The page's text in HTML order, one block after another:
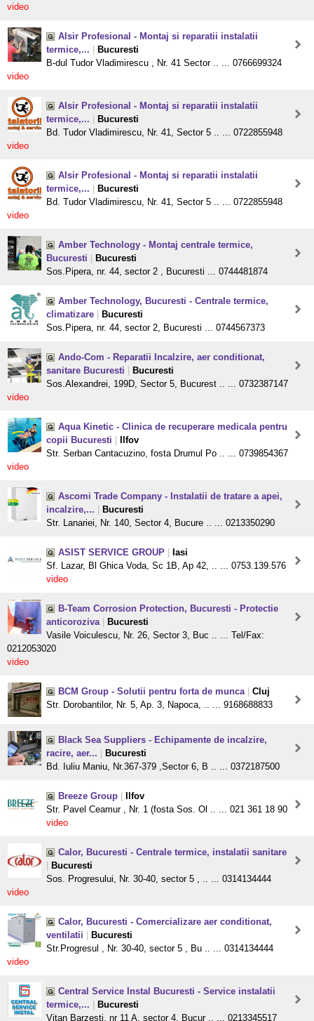
video
Alsir Profesional - Montaj si reparatii instalatii
termice,...
Bucuresti
B-dul Tudor Vladimirescu , Nr. 41 Sector .. ... 0766699324
video
Alsir Profesional - Montaj si reparatii instalatii
termice,...
Bucuresti
Bd. Tudor Vladimirescu, Nr. 41, Sector 5 .. ... 0722855948
video
Alsir Profesional - Montaj si reparatii instalatii
termice,...
Bucuresti
Bd. Tudor Vladimirescu, Nr. 41, Sector 5 .. ... 0722855948
video
Amber Technology - Montaj centrale termice,
Bucuresti
Bucuresti
Sos.Pipera, nr. 44, sector 2 , Bucuresti ... 0744481874
Amber Technology, Bucuresti - Centrale termice,
climatizare
Bucuresti
Sos.Pipera, nr. 44, sector 2, Bucuresti ... 0744567373
Ando-Com - Reparatii Incalzire, aer conditionat,
sanitare Bucuresti
Bucuresti
Sos.Alexandrei, 199D, Sector 5, Bucurest .. ... 0732387147
video
Aqua Kinetic - Clinica de recuperare medicala pentru
copii Bucuresti
Ilfov
Str. Serban Cantacuzino, fosta Drumul Po .. ... 0739854367
video
Ascomi Trade Company - Instalatii de tratare a apei,
incalzire,...
Bucuresti
Str. Lanariei, Nr. 140, Sector 4, Bucure .. ... 0213350290
ASIST SERVICE GROUP
Iasi
Sf. Lazar, Bl Ghica Voda, Sc 1B, Ap 42, .. ... 0753.139.576
video
B-Team Corrosion Protection, Bucuresti - Protectie
anticoroziva
Bucuresti
Vasile Voiculescu, Nr. 26, Sector 3, Buc .. ... Tel/Fax:
0212053020
video
BCM Group - Solutii pentru forta de munca
Cluj
Str. Dorobantilor, Nr. 5, Ap. 3, Napoca, .. ... 9168688833
Black Sea Suppliers - Echipamente de incalzire,
racire, aer...
Bucuresti
Bd. Iuliu Maniu, Nr.367-379 ,Sector 6, B .. ... 0372187500
Breeze Group
Ilfov
Str. Pavel Ceamur , Nr. 1 (fosta Sos. Ol .. ... 021 361 18 90
video
Calor, Bucuresti - Centrale termice, instalatii sanitare
Bucuresti
Sos. Progresului, Nr. 30-40, sector 5 , .. ... 0314134444
video
Calor, Bucuresti - Comercializare aer conditionat,
ventilatii
Bucuresti
Str.Progresul , Nr. 30-40, sector 5 , Bu .. ... 0314134444
video
Central Service Instal Bucuresti - Service instalatii
termice,...
Bucuresti
Vitan Barzesti, nr 11 A, sector 4, Bucur .. ... 0213345517